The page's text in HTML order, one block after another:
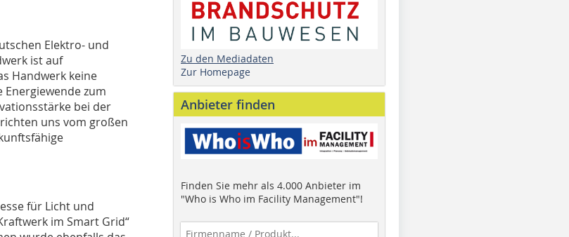
Elektro- und
ist auf
Handwerk keine
Energiewende zum
bei der
uns vom großen
für Licht und
im Smart Grid“
Zu den Mediadaten
Zur Homepage
Anbieter finden
Finden Sie mehr als 4.000 Anbieter im
"Who is Who im Facility Management"!